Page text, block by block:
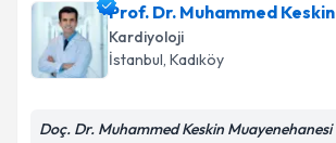
Prof. Dr. Muhammed Keskin
Kardiyoloji
İstanbul, Kadıköy
Doç. Dr. Muhammed Keskin Muayenehanesi